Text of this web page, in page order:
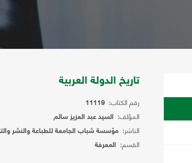
تاريخ الدولة العربية
رقم الكتاب: 11119
المؤلف: السيد عبد العزيز سالم
الناشر: مؤسسة شباب الجامعة للطباعة والنشر
القسم: المعرفة